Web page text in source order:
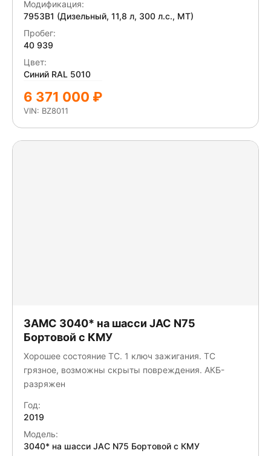
ПКФ "РЕМЭКС"
Планета
ПМЗ-АвтоБетон
ПрофТРЕЙЛЕР
РР ГРУПП
РусТрак
Ряжский авторемонтный завод
СибЕвроВэн
УралСпецТранс
Феникс
Центртранстехмаш
ЧЕЛЯБИНСКИЙ МАШИНОСТРОИТЕЛЬНЫЙ ЗАВОД
Энергомаш
Модификация:
7953В1 (Дизельный, 11,8 л, 300 л.с., МТ)
Пробег:
40 939
Цвет:
Синий RAL 5010
6 371 000 ₽
VIN: BZ8011
ЗАМС 3040* на шасси JAC N75
Бортовой с КМУ
Хорошее состояние ТС. 1 ключ зажигания. ТС
грязное, возможны скрыты повреждения. АКБ-
разряжен
Год:
2019
Модель:
3040* на шасси JAC N75 Бортовой с КМУ